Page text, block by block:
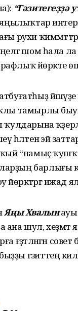
рухи
шом һала
йөрәкте
тамырлы быуын.
ҡулдарына
һәләтенә эйә
“намыҫ
барлығы
ижад
Яңы Хвалын
ана шул,
ғәҙәтләнгән
гәзиттең